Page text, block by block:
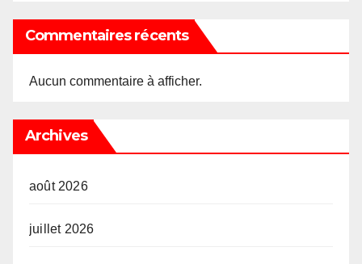
Commentaires récents
Aucun commentaire à afficher.
Archives
août 2026
juillet 2026